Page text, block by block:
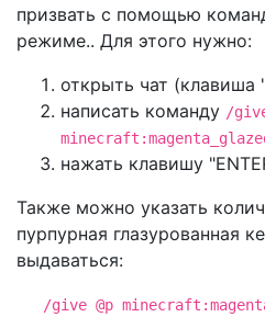
призвать с помощью
режиме.. Для этого нужно:
открыть чат (клавиша
написать команду /
нажать клавишу
Также можно указать
пурпурная глазурованная
выдаваться:
/give @p